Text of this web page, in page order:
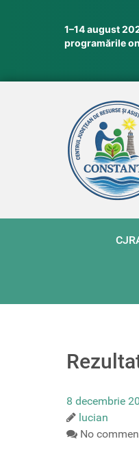
1–14 august
programările
8 decembrie
lucian
No